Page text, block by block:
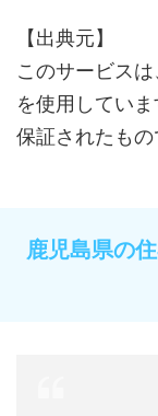
【出典元】
このサービスは
を使用してい
保証されたもの
鹿児島県の